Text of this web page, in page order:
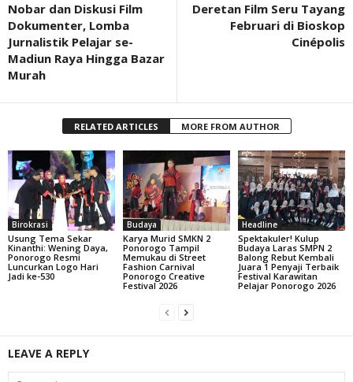
Nobar dan Diskusi Film
Dokumenter, Lomba
Jurnalistik Pelajar se-
Madiun Raya Hingga Bazar
Murah
Deretan Film Seru Tayang
Februari di Bioskop
Cinépolis
RELATED ARTICLES MORE FROM AUTHOR
Birokrasi
Usung Tema Sekar
Kinanthi: Wening Daya,
Ponorogo Resmi
Luncurkan Logo Hari
Jadi ke-530
Budaya
Karya Murid SMKN 2
Ponorogo Tampil
Memukau di Street
Fashion Carnival
Ponorogo Creative
Festival 2026
Headline
Spektakuler! Kulup
Budaya Laras SMPN 2
Balong Rebut Kembali
Juara 1 Penyaji Terbaik
Festival Karawitan
Pelajar Ponorogo 2026
LEAVE A REPLY